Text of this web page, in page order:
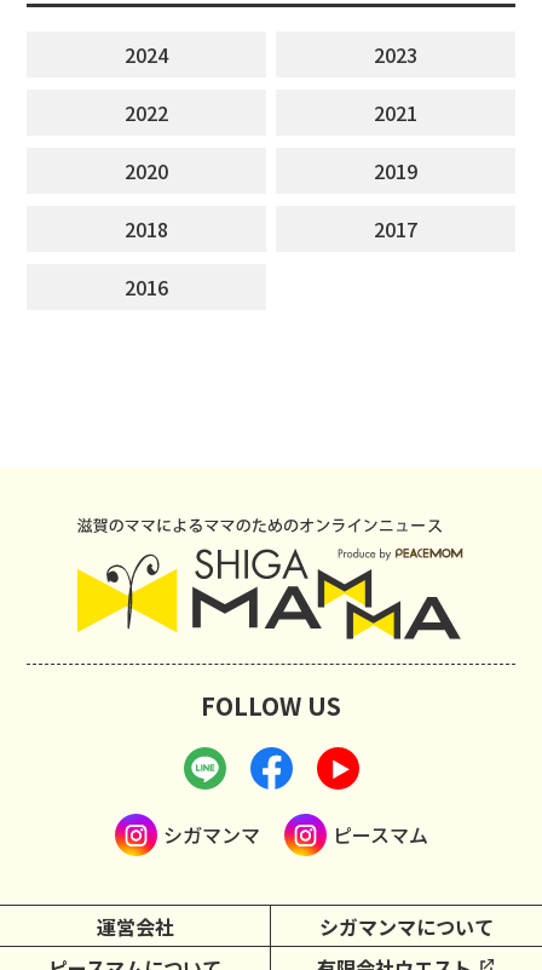
2024
2023
2022
2021
2020
2019
2018
2017
2016
運営会社
シガマンマについて
FOLLOW US
シガマンマ ピースマム